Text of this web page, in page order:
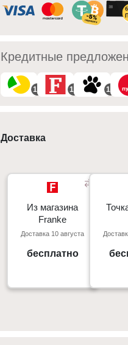
Кредитные
10 10 10
Доставка
Из магазина
Franke
Доставка 10 августа
бесплатно
Из магазина
Franke
Киев, пр. С. Бандеры 23, ТЦ
Gorodok Gallery
г. Киев